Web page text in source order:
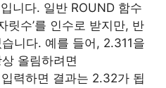
입니다. 일반 ROUND 함수
릿수’를 인수로 받지만, 반
니다. 예를 들어, 2.311을
올림하려면
력하면 결과는 2.32가 됩